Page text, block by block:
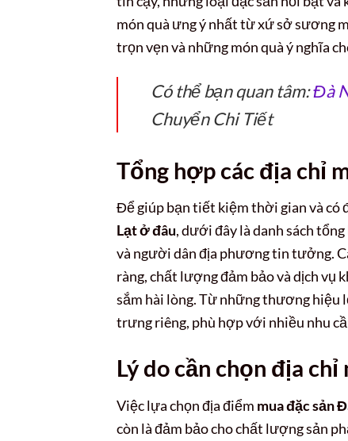
món quà ưng ý nhất từ xứ sở sương
trọn vẹn và những món quà ý nghĩa
Có thể bạn quan tâm:Đà
Chuyển Chi Tiết
Tổng hợp các địa chỉ
Để giúp bạn tiết kiệm thời gian và
Lạt ở đâu, dưới đây là danh sách
và người dân địa phương tin tưởng.
ràng, chất lượng đảm bảo và dịch vụ
sắm hài lòng. Từ những thương hiệu
trưng riêng, phù hợp với nhiều nhu
Lý do cần chọn địa
Việc lựa chọn địa điểm mua đặc sản
còn là đảm bảo cho chất lượng sản